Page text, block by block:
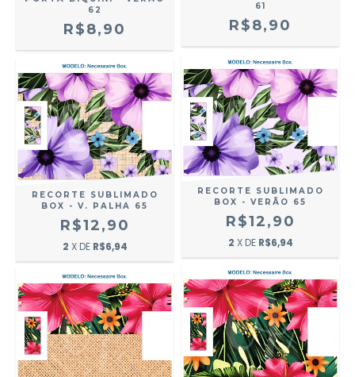
62
R$8,90
61
R$8,90
RECORTE SUBLIMADO
BOX - V. PALHA 65
R$12,90
2 X DE R$6,94
RECORTE SUBLIMADO
BOX - VERÃO 65
R$12,90
2 X DE R$6,94